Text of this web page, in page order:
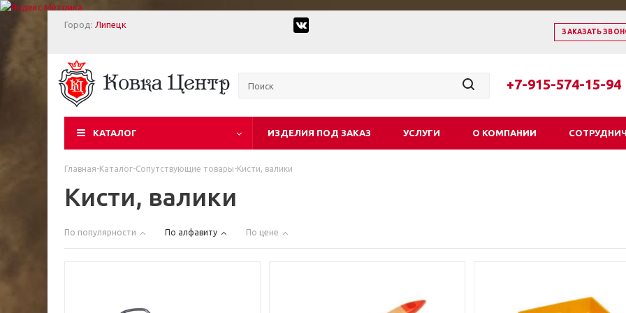
Город: Липецк
ЗАКАЗАТЬ
+7-915-574-15-94
КАТАЛОГ ИЗДЕЛИЯ ПОД ЗАКАЗ УСЛУГИ О КОМПАНИИ
Главная-Каталог-Сопутствующие товары-Кисти, валики
Кисти, валики
По популярности По алфавиту По цене